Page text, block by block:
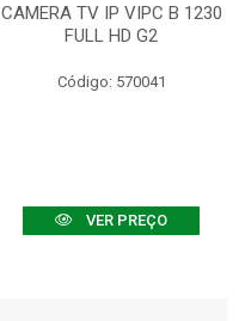
CAMERA TV IP VIPC B 1230
FULL HD G2
Código: 570041
VER PREÇO